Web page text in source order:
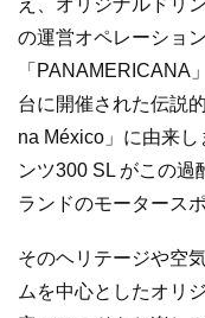
え、オリジナルドリ
の運営オペレーショ
「PANAMERICANA
台に開催された伝説
na México」に由来
ンツ300 SL がこの
ランドのモータース
そのヘリテージや空
ムを中心としたオリ